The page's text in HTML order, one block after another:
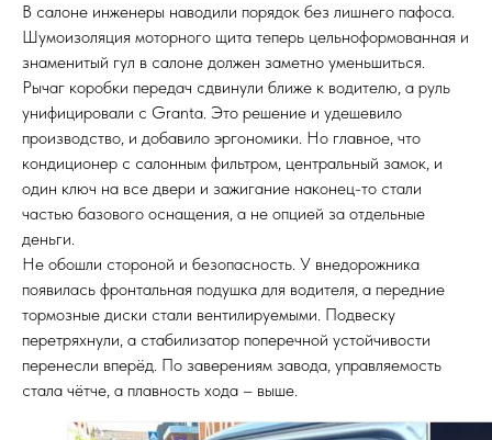
В салоне инженеры наводили порядок без лишнего пафоса.
Шумоизоляция моторного щита теперь цельноформованная и
знаменитый гул в салоне должен заметно уменьшиться.
Рычаг коробки передач сдвинули ближе к водителю, а руль
унифицировали с Granta. Это решение и удешевило
производство, и добавило эргономики. Но главное, что
кондиционер с салонным фильтром, центральный замок, и
один ключ на все двери и зажигание наконец-то стали
частью базового оснащения, а не опцией за отдельные
деньги.
Не обошли стороной и безопасность. У внедорожника
появилась фронтальная подушка для водителя, а передние
тормозные диски стали вентилируемыми. Подвеску
перетряхнули, а стабилизатор поперечной устойчивости
перенесли вперёд. По заверениям завода, управляемость
стала чётче, а плавность хода – выше.